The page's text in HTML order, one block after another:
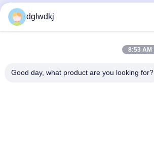
dglwdkj
8:53 AM
Good day, what product are you looking for?